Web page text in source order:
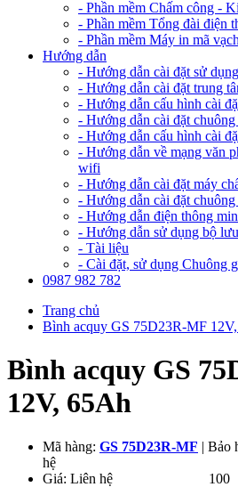
- Phần mềm Chấm công -
- Phần mềm Tổng đài điện
- Phần mềm Máy in mã vạch
Hướng dẫn
- Hướng dẫn cài đặt sử
- Hướng dẫn cài đặt trung
- Hướng dẫn cấu hình cài
- Hướng dẫn cài đặt
- Hướng dẫn cấu hình cài
- Hướng dẫn về mạng văn
wifi
- Hướng dẫn cài đặt máy
- Hướng dẫn cài đặt chuông
- Hướng dẫn điện thông
- Hướng dẫn sử dụng bộ
- Tài liệu
- Cài đặt, sử dụng Chuông
0987 982 782
Trang chủ
Bình acquy GS 75D23R-MF
Bình acquy GS
12V, 65Ah
Mã hàng: GS 75D23R-MF | Bảo
hệ
Giá: Liên hệ 100